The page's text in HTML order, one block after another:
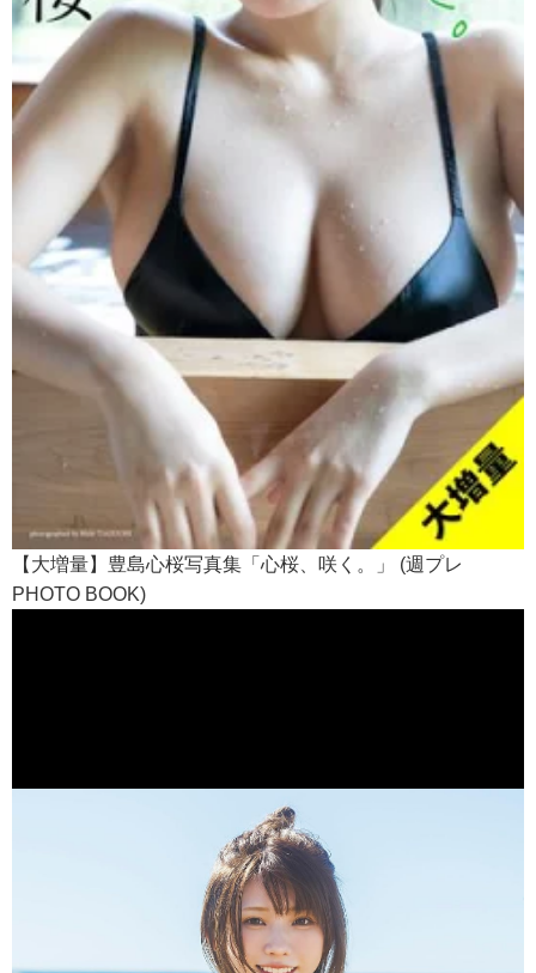
【大増量】豊島心桜写真集「心桜、咲く。」 (週プレ
PHOTO BOOK)